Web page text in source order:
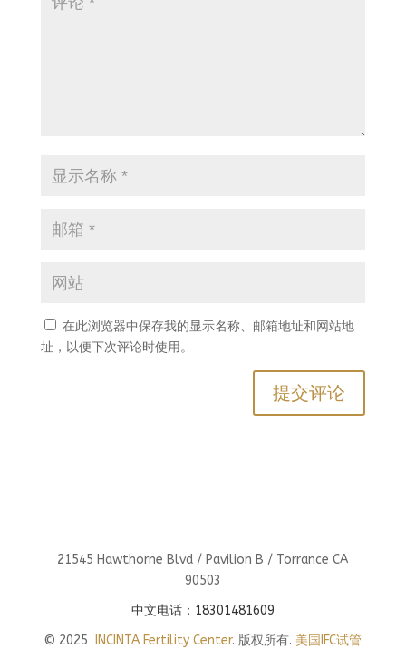
在此浏览器中保存我的显示名称、邮箱地址和网站地
址，以便下次评论时使用。
21545 Hawthorne Blvd / Pavilion B / Torrance CA
90503
中文电话：18301481609
© 2025
INCINTA Fertility Center. 版权所有. 美国IFC试管